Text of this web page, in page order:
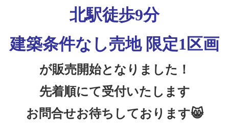
北駅徒歩9分
建築条件なし売地 限定1区画
が販売開始となりました！
先着順にて受付いたします
お問合せお待ちしております😸